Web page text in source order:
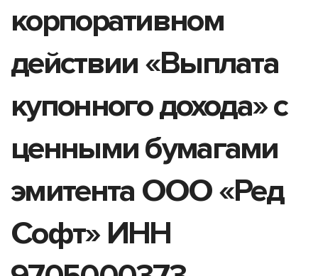
корпоративном
действии «Выплата
купонного дохода» с
ценными бумагами
эмитента ООО «Ред
Софт» ИНН